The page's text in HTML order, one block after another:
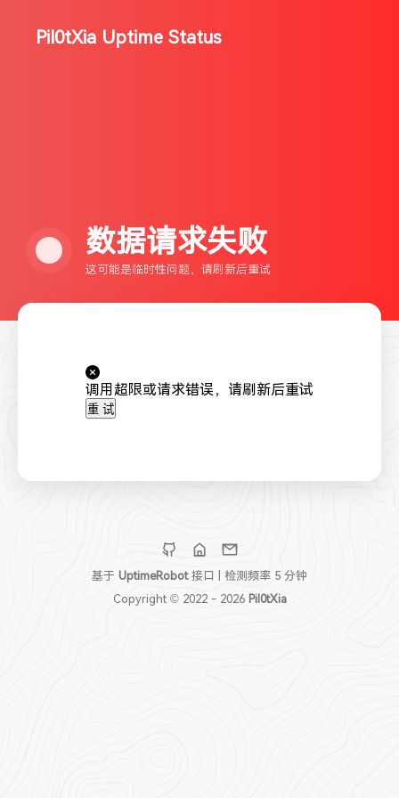
Pil0tXia Uptime Status
数据请求失败
这可能是临时性问题，请刷新后重试
调用超限或请求错误，请刷新后重试
重 试
基于 UptimeRobot接口 | 检测频率 5 分钟
Copyright © 2022 - 2026 Pil0tXia